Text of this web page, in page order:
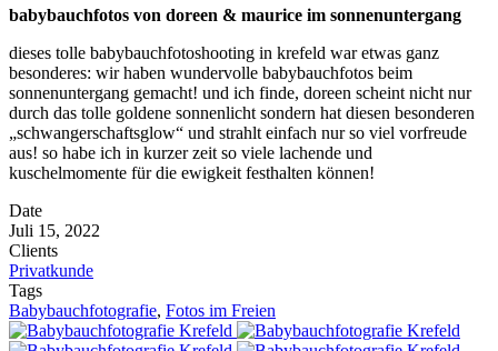
babybauchfotos von doreen & maurice im sonnenuntergang
dieses tolle babybauchfotoshooting in krefeld war etwas ganz
besonderes: wir haben wundervolle babybauchfotos beim
sonnenuntergang gemacht! und ich finde, doreen scheint nicht nur
durch das tolle goldene sonnenlicht sondern hat diesen besonderen
„schwangerschaftsglow“ und strahlt einfach nur so viel vorfreude
aus! so habe ich in kurzer zeit so viele lachende und
kuschelmomente für die ewigkeit festhalten können!
Date
Juli 15, 2022
Clients
Privatkunde
Tags
Babybauchfotografie, Fotos im Freien